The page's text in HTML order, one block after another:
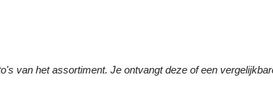
van het assortiment. Je ontvangt deze of een